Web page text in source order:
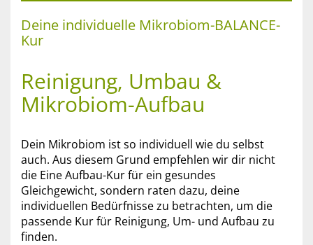
Deine individuelle Mikrobiom-BALANCE-
Kur
Reinigung, Umbau &
Mikrobiom-Aufbau
Dein Mikrobiom ist so individuell wie du selbst
auch. Aus diesem Grund empfehlen wir dir nicht
die Eine Aufbau-Kur für ein gesundes
Gleichgewicht, sondern raten dazu, deine
individuellen Bedürfnisse zu betrachten, um die
passende Kur für Reinigung, Um- und Aufbau zu
finden.